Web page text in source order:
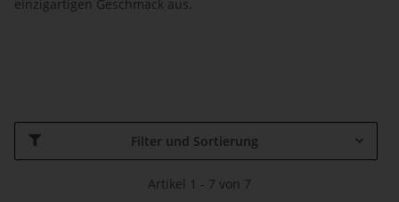
einzigartigen Geschmack aus.
Filter und Sortierung
Artikel 1 - 7 von 7